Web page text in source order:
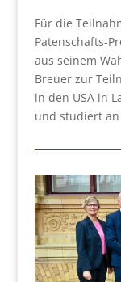
Für die
Patenschafts-
aus seinem
Breuer zur
in den USA in
und studiert